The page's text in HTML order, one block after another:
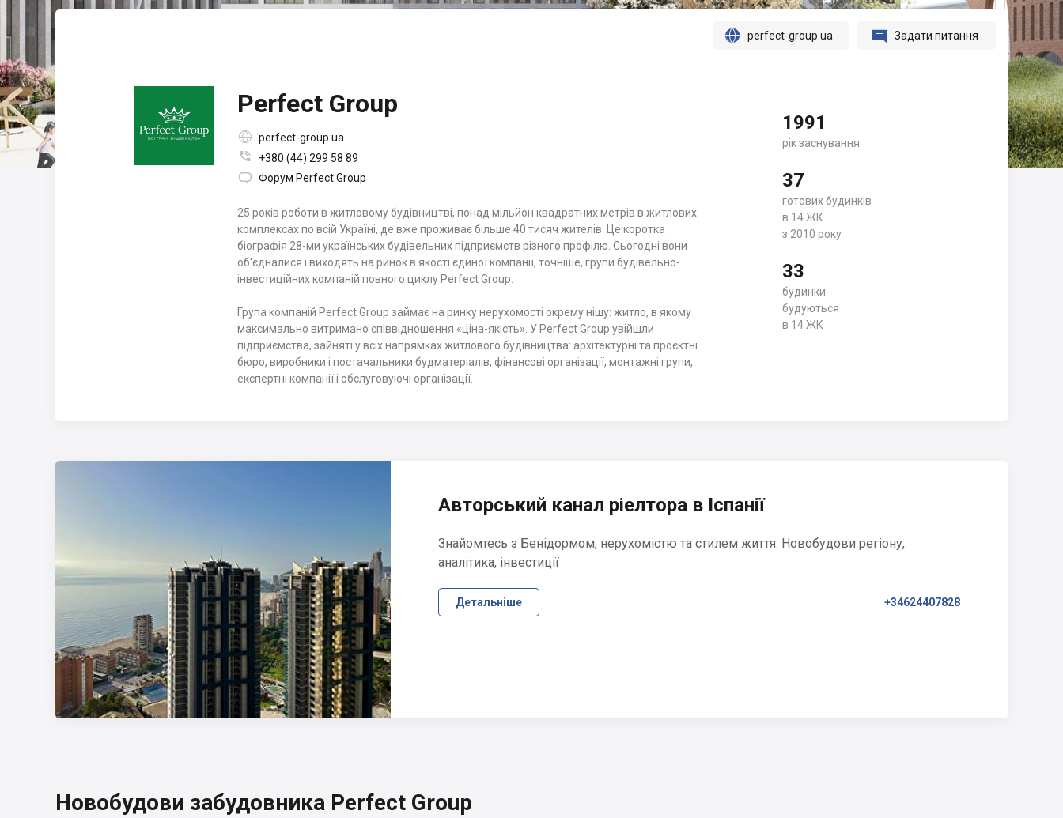


 perfect-group.ua  Задати питання
Perfect Group
 perfect-group.ua

+380 (44) 299 58 89
 Форум Perfect Group
25 років роботи в житловому будівництві, понад мільйон квадратних метрів в житлових
комплексах по всій Україні, де вже проживає більше 40 тисяч жителів. Це коротка
біографія 28-ми українських будівельних підприємств різного профілю. Сьогодні вони
об'єдналися і виходять на ринок в якості єдиної компанії, точніше, групи будівельно-
інвестиційних компаній повного циклу Perfect Group.
Група компаній Perfect Group займає на ринку нерухомості окрему нішу: житло, в якому
максимально витримано співвідношення «ціна-якість». У Perfect Group увійшли
підприємства, зайняті у всіх напрямках житлового будівництва: архітектурні та проєктні
бюро, виробники і постачальники будматеріалів, фінансові організації, монтажні групи,
експертні компанії і обслуговуючі організації.
1991
рік заснування
37
готових будинків
в 14 ЖК
з 2010 року
33
будинки
будуються
в 14 ЖК
Авторський канал ріелтора в Іспанії
Знайомтесь з Бенідормом, нерухомістю та стилем життя. Новобудови регіону,
аналітика, інвестиції
Детальніше +34624407828
Новобудови забудовника Perfect Group